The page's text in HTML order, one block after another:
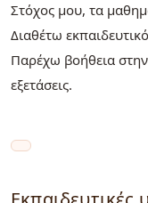
Στόχος μου, τα
Διαθέτω
Παρέχω βοήθεια
εξετάσεις.